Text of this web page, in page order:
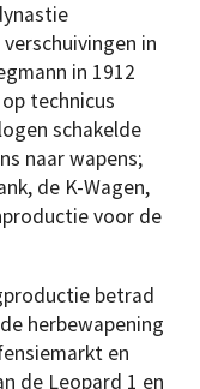
in
in 1912
technicus
schakelde
naar wapens;
de K-Wagen,
voor de
betrad
herbewapening
en
de Leopard 1 en